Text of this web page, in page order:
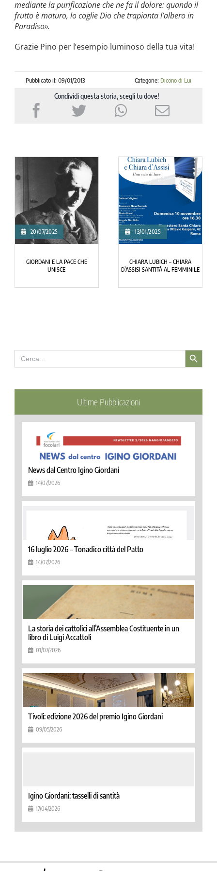
mediante la purificazione che ne fa il dolore: quando il
frutto è maturo, lo coglie Dio che trapianta l’albero in
Paradiso».
Grazie Pino per l’esempio luminoso della tua vita!
Pubblicato il: 09/01/2013 Categorie: Dicono di Lui
Condividi questa storia, scegli tu dove!
20/07/2025
GIORDANI E LA PACE CHE
UNISCE
13/01/2025
CHIARA LUBICH – CHIARA
D’ASSISI SANTITÀ AL FEMMINILE
Search
for:
Search Button
Ultime Pubblicazioni
News dal Centro Igino Giordani
14/07/2026
16 luglio 2026 – Tonadico città del Patto
14/07/2026
La storia dei cattolici all’Assemblea Costituente in un
libro di Luigi Accattoli
01/07/2026
Tivoli: edizione 2026 del premio Igino Giordani
09/05/2026
Igino Giordani: tasselli di santità
17/04/2026